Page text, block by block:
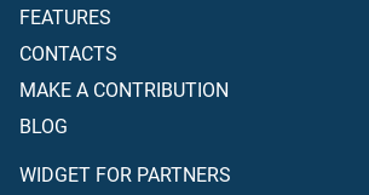
FEATURES
CONTACTS
MAKE A CONTRIBUTION
BLOG
WIDGET FOR PARTNERS